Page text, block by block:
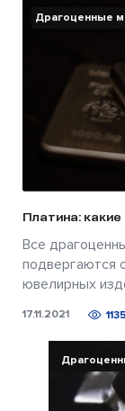
Драгоценные
Платина:
Все
подвергаются
ювелирных
17.11.2021